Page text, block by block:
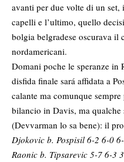
avanti per due volte di un
capelli e l’ultimo, quello
bolgia belgradese oscurava il
nordamericani.
Domani poche le speranze
disfida finale sará affidata a
calante ma comunque
bilancio in Davis, ma qualche
(Devvarman lo sa bene): il
Djokovic b. Pospisil 6-2 6-0
Raonic b. Tipsarevic 5-7 6-3